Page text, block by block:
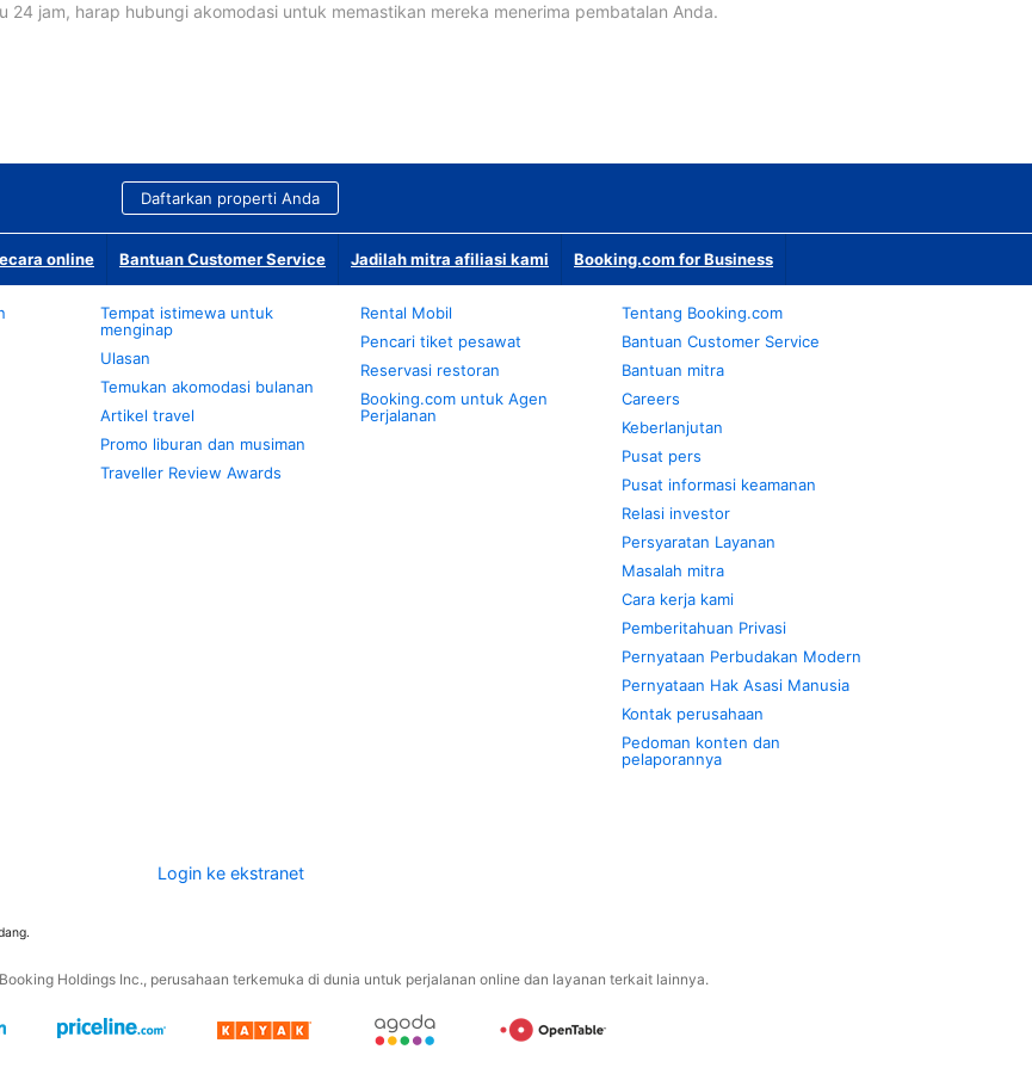
24 jam, harap hubungi akomodasi untuk memastikan mereka menerima pembatalan Anda.
Daftarkan properti Anda
online Bantuan Customer Service Jadilah mitra afiliasi kami Booking.com for Business
Tempat istimewa untuk
menginap
Ulasan
Temukan akomodasi bulanan
Artikel travel
Promo liburan dan musiman
Traveller Review Awards
Rental Mobil
Pencari tiket pesawat
Reservasi restoran
Booking.com untuk Agen
Perjalanan
Tentang Booking.com
Bantuan Customer Service
Bantuan mitra
Careers
Keberlanjutan
Pusat pers
Pusat informasi keamanan
Relasi investor
Persyaratan Layanan
Masalah mitra
Cara kerja kami
Pemberitahuan Privasi
Pernyataan Perbudakan Modern
Pernyataan Hak Asasi Manusia
Kontak perusahaan
Pedoman konten dan
pelaporannya
Login ke ekstranet
Holdings Inc., perusahaan terkemuka di dunia untuk perjalanan online dan layanan terkait lainnya.